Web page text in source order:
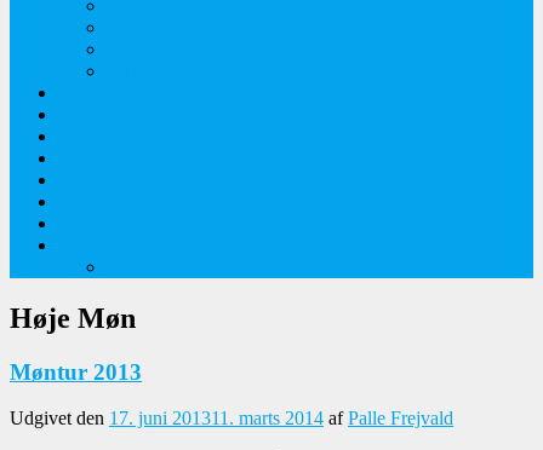
Høje Møn
Møntur 2013
Udgivet den 17. juni 201311. marts 2014 afPalle Frejvald